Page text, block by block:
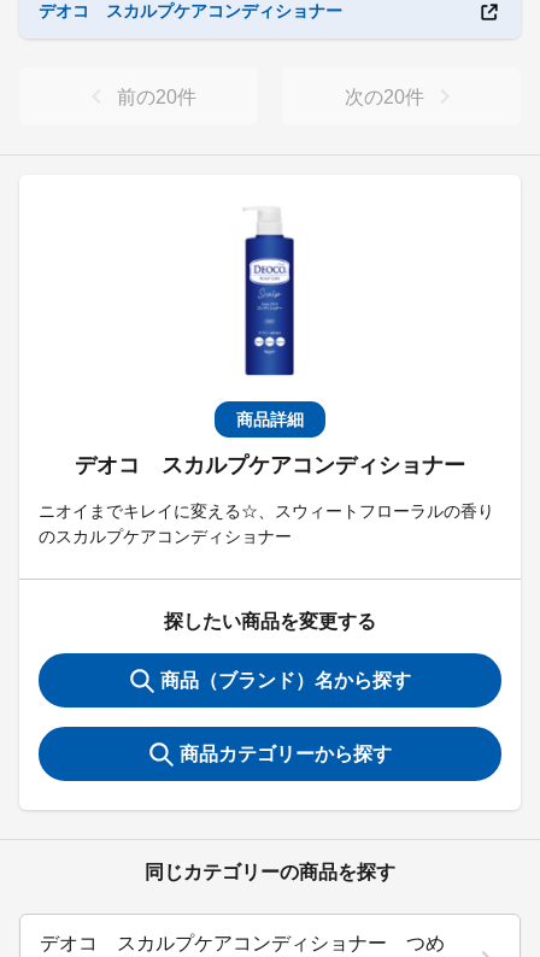
商品詳細
デオコ スカルプケアコンディショナー
ニオイまでキレイに変える☆、スウィートフローラルの香り
のスカルプケアコンディショナー
探したい商品を変更する
商品（ブランド）名から探す
商品カテゴリーから探す
同じカテゴリーの商品を探す
デオコ スカルプケアコンディショナー つめ
デオコ スカルプケアコンディショナー
前の20件 次の20件